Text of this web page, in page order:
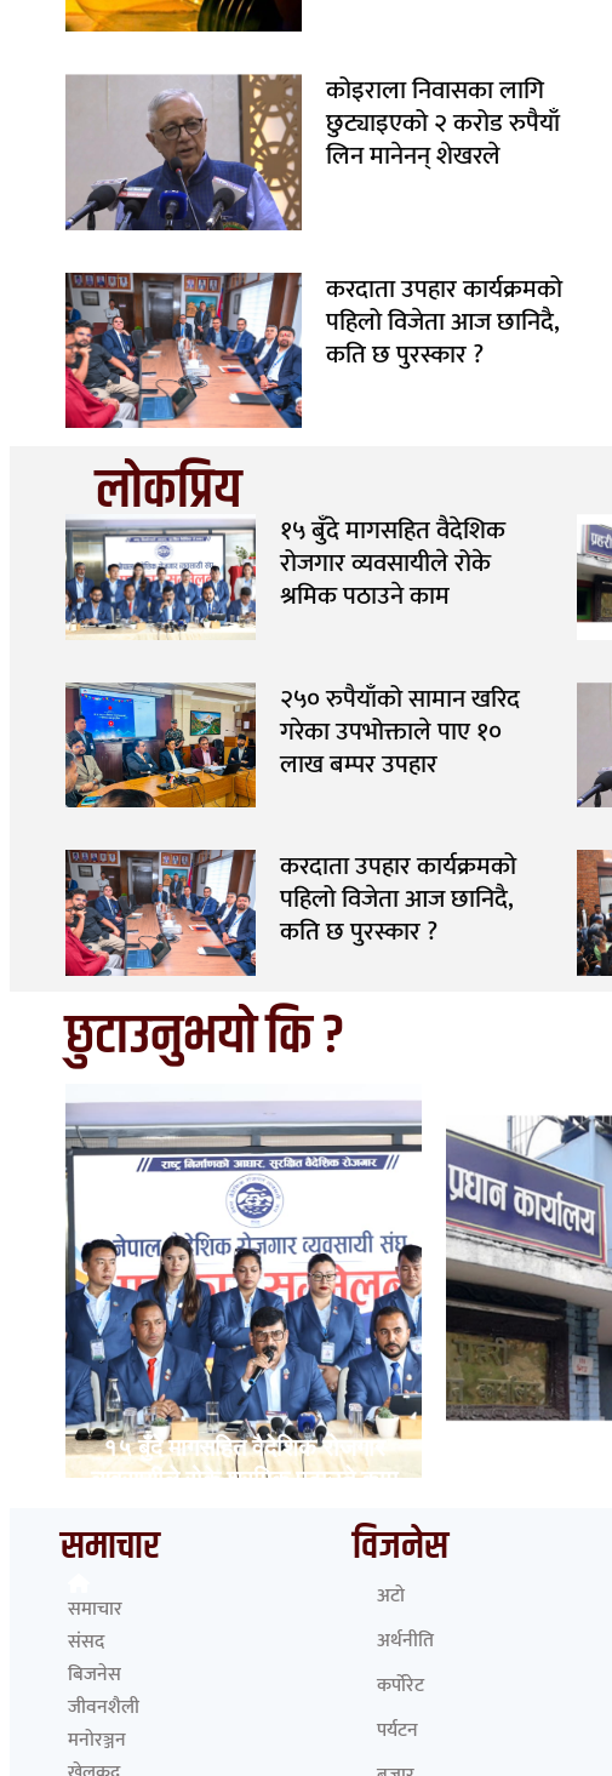
कोइराला निवासका लागि
छुट्याइएको २ करोड रुपैयाँ
लिन मानेनन् शेखरले
करदाता उपहार कार्यक्रमको
पहिलो विजेता आज छानिदै,
कति छ पुरस्कार ?
लोकप्रिय १५ बुँदे मागसहित वैदेशिक
रोजगार व्यवसायीले रोके
श्रमिक पठाउने काम
२५० रुपैयाँको सामान खरिद
गरेका उपभोक्ताले पाए १०
लाख बम्पर उपहार
करदाता उपहार कार्यक्रमको
पहिलो विजेता आज छानिदै,
कति छ पुरस्कार ?
छुटाउनुभयो कि ?
१५ बुँदे मागसहित वैदेशिक रोजगार
व्यवसायीले रोके श्रमिक पठाउने काम
समाचार
समाचार
संसद
बिजनेस
जीवनशैली
मनोरञ्जन
विजनेस
अटो
अर्थनीति
कर्पोरेट
पर्यटन